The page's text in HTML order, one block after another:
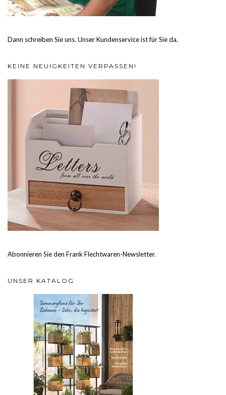
Dann schreiben Sie uns. Unser Kundenservice ist für Sie da.
KEINE NEUIGKEITEN VERPASSEN!
Abonnieren Sie den Frank Flechtwaren-Newsletter.
UNSER KATALOG